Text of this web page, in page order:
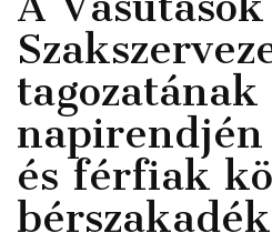
tagozatának
és férfiak